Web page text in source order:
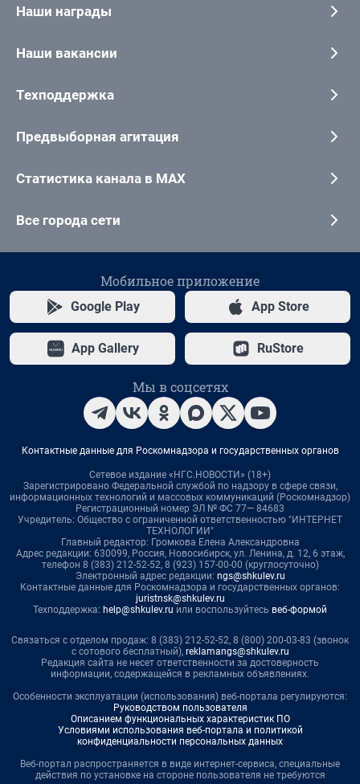
Наши награды
Наши вакансии
Техподдержка
Предвыборная агитация
Статистика канала в MAX
Все города сети
Мобильное приложение
Google Play App Store
App Gallery RuStore
Мы в соцсетях
Контактные данные для Роскомнадзора и государственных органов
Сетевое издание «НГС.НОВОСТИ» (18+)
Зарегистрировано Федеральной службой по надзору в сфере связи,
информационных технологий и массовых коммуникаций (Роскомнадзор)
Регистрационный номер ЭЛ № ФС 77— 84683
Учредитель: Общество с ограниченной ответственностью "ИНТЕРНЕТ
ТЕХНОЛОГИИ"
Главный редактор: Громкова Елена Александровна
Адрес редакции: 630099, Россия, Новосибирск, ул. Ленина, д. 12, 6 этаж,
телефон 8 (383) 212-52-52, 8 (923) 157-00-00 (круглосуточно)
Электронный адрес редакции: ngs@shkulev.ru
Контактные данные для Роскомнадзора и государственных органов:
juristnsk@shkulev.ru
Техподдержка: help@shkulev.ru или воспользуйтесь веб-формой
Связаться с отделом продаж: 8 (383) 212-52-52, 8 (800) 200-03-83 (звонок
с сотового бесплатный), reklamangs@shkulev.ru
Редакция сайта не несет ответственности за достоверность
информации, содержащейся в рекламных объявлениях.
Особенности эксплуатации (использования) веб-портала регулируются:
Руководством пользователя
Описанием функциональных характеристик ПО
Условиями использования веб-портала и политикой
конфиденциальности персональных данных
Веб-портал распространяется в виде интернет-сервиса, специальные
действия по установке на стороне пользователя не требуются